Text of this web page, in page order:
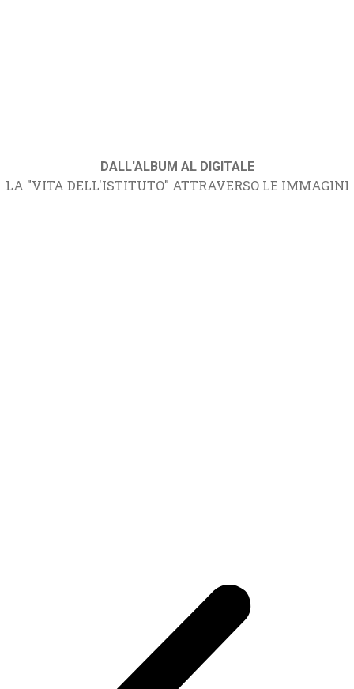
DALL'ALBUM AL DIGITALE
LA "VITA DELL'ISTITUTO" ATTRAVERSO LE IMMAGINI